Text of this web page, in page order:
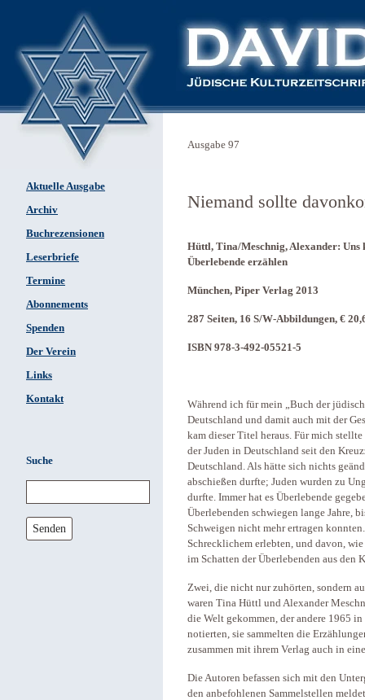
Aktuelle Ausgabe
Archiv
Buchrezensionen
Leserbriefe
Termine
Abonnements
Spenden
Der Verein
Links
Kontakt
Suche
Senden
Ausgabe 97
Niemand sollte
Hüttl, Tina/Meschnig, Alexander:
Überlebende erzählen
München, Piper Verlag 2013
287 Seiten, 16 S/W-Abbildungen, €
ISBN 978-3-492-05521-5
Während ich für mein „Buch der
Deutschland und damit auch mit der
kam dieser Titel heraus. Für mich
der Juden in Deutschland seit den
Deutschland. Als hätte sich nichts
abschießen durfte; Juden wurden zu
durfte. Immer hat es Überlebende
Überlebenden schwiegen lange Jahre,
Schweigen nicht mehr ertragen
Schrecklichem erlebten, und davon,
im Schatten der Überlebenden aus den
Zwei, die nicht nur zuhörten, sondern
waren Tina Hüttl und Alexander
die Welt gekommen, der andere 1965
notierten, sie sammelten die
zusammen mit ihrem Verlag auch in
Die Autoren befassen sich mit den
den anbefohlenen Sammelstellen